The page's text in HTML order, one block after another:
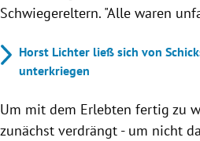
Schwiegereltern. "Alle waren
Horst Lichter ließ sich von
unterkriegen
Um mit dem Erlebten fertig zu
zunächst verdrängt - um nicht